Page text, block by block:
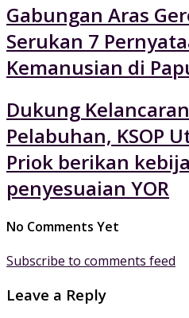
Gabungan Aras
Serukan 7
Kemanusian di
Dukung
Pelabuhan, KSOP
Priok berikan
penyesuaian YOR
No Comments Yet
Subscribe to comments feed
Leave a Reply